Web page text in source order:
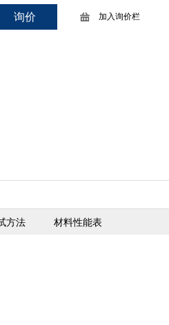
询价 加入询价栏
方法 材料性能表